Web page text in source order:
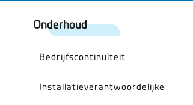
Onderhoud
Bedrijfscontinuïteit
Installatieverantwoordelijke